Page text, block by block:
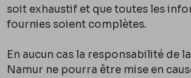
soit exhaustif et que toutes les
fournies soient complètes.
En aucun cas la responsabilité de
Namur ne pourra être mise en